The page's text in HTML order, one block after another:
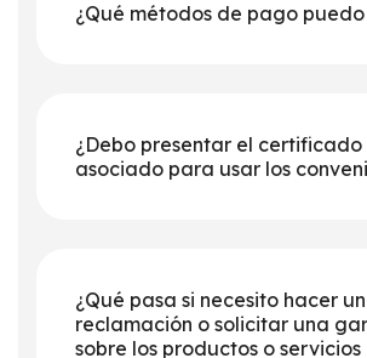
¿Qué métodos de pago puedo
¿Debo presentar el certificado
asociado para usar los
¿Qué pasa si necesito hacer
reclamación o solicitar una
sobre los productos o servicios